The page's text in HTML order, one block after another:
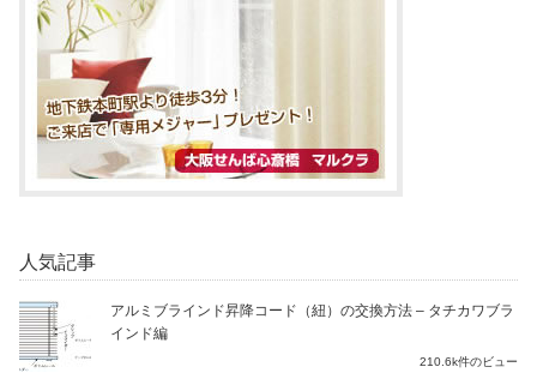
人気記事
アルミブラインド昇降コード（紐）の交換方法 – タチカワブラ
インド編
210.6k件のビュー